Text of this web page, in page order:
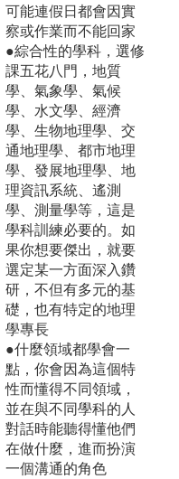
可能連假日都會因實
察或作業而不能回家
●綜合性的學科，選修
課五花八門，地質
學、氣象學、氣候
學、水文學、經濟
學、生物地理學、交
通地理學、都市地理
學、發展地理學、地
理資訊系統、遙測
學、測量學等，這是
學科訓練必要的。如
果你想要傑出，就要
選定某一方面深入鑽
研，不但有多元的基
礎，也有特定的地理
學專長
●什麼領域都學會一
點，你會因為這個特
性而懂得不同領域，
並在與不同學科的人
對話時能聽得懂他們
在做什麼，進而扮演
一個溝通的角色